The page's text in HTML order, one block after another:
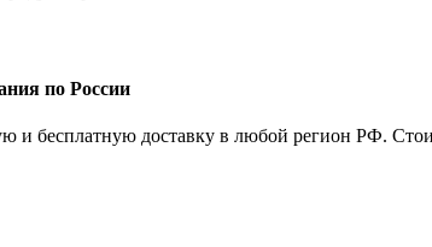
по России
и бесплатную доставку в любой регион РФ.